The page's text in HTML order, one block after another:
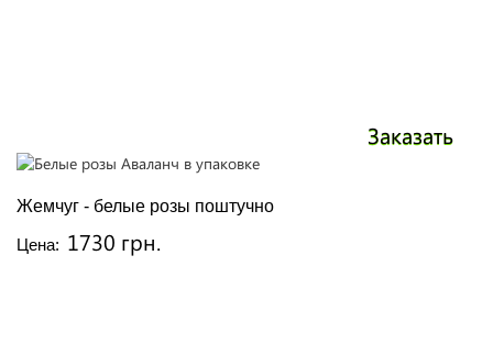
Заказать
Жемчуг - белые розы поштучно
Цена: 1730 грн.